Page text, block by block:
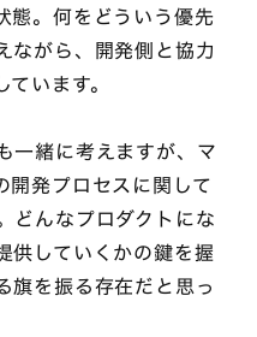
態。何をどういう優先
ながら、開発側と協力
います。
一緒に考えますが、マ
開発プロセスに関して
どんなプロダクトにな
供していくかの鍵を握
旗を振る存在だと思っ